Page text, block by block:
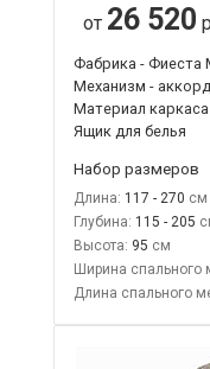
от 26 520
Фабрика - Фиеста
Механизм -
Материал
Ящик для белья
Набор размеров
Длина: 117 - 270
Глубина: 115 - 205
Высота: 95
Ширина спального
Длина спального